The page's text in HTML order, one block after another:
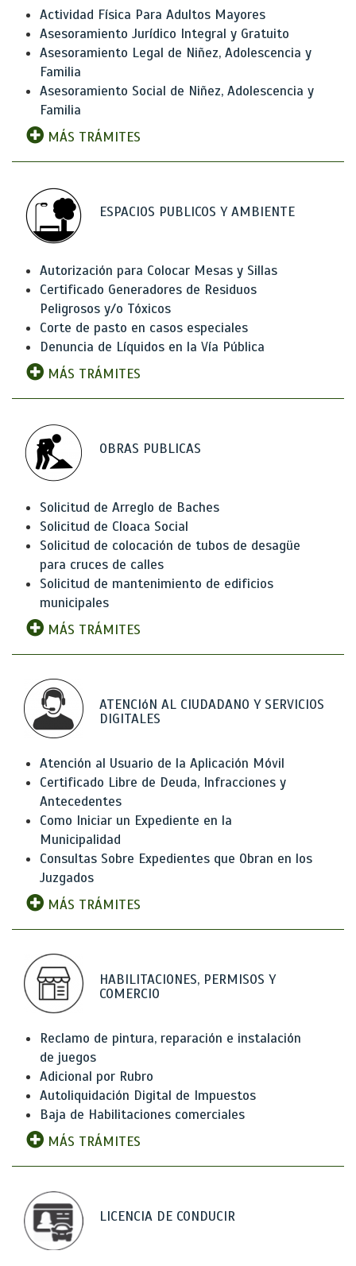
Actividad Física Para Adultos Mayores
Asesoramiento Jurídico Integral y Gratuito
Asesoramiento Legal de Niñez, Adolescencia y
Familia
Asesoramiento Social de Niñez, Adolescencia y
Familia
MÁS TRÁMITES
ESPACIOS PUBLICOS Y AMBIENTE
Autorización para Colocar Mesas y Sillas
Certificado Generadores de Residuos
Peligrosos y/o Tóxicos
Corte de pasto en casos especiales
Denuncia de Líquidos en la Vía Pública
MÁS TRÁMITES
OBRAS PUBLICAS
Solicitud de Arreglo de Baches
Solicitud de Cloaca Social
Solicitud de colocación de tubos de desagüe
para cruces de calles
Solicitud de mantenimiento de edificios
municipales
MÁS TRÁMITES
ATENCIóN AL CIUDADANO Y SERVICIOS
DIGITALES
Atención al Usuario de la Aplicación Móvil
Certificado Libre de Deuda, Infracciones y
Antecedentes
Como Iniciar un Expediente en la
Municipalidad
Consultas Sobre Expedientes que Obran en los
Juzgados
MÁS TRÁMITES
HABILITACIONES, PERMISOS Y
COMERCIO
Reclamo de pintura, reparación e instalación
de juegos
Adicional por Rubro
Autoliquidación Digital de Impuestos
Baja de Habilitaciones comerciales
MÁS TRÁMITES
LICENCIA DE CONDUCIR